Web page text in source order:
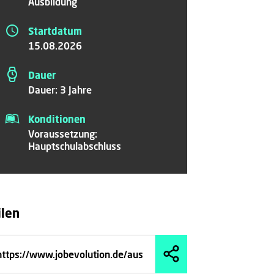
Startdatum
15.08.2026
Dauer
Dauer: 3 Jahre
Konditionen
Voraussetzung:
Hauptschulabschluss